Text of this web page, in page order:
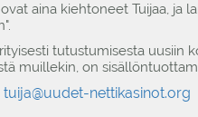
aina kiehtoneet Tuijaa, ja
tutustumisesta uusiin
muillekin, on
tuija@uudet-nettikasinot.org